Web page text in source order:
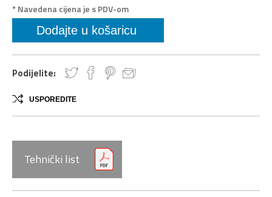
* Navedena cijena je s PDV-om
Podijelite:
USPOREDITE
Tehnički list